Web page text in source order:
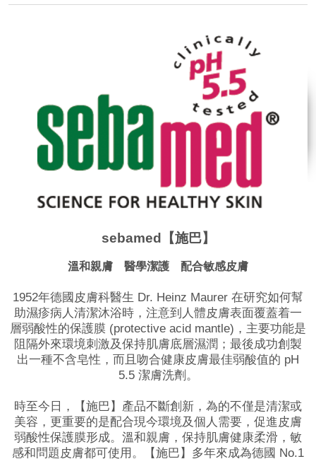
sebamed【施巴】
溫和親膚 醫學潔護 配合敏感皮膚
1952年德國皮膚科醫生 Dr. Heinz Maurer 在研究如何幫
助濕疹病人清潔沐浴時，注意到人體皮膚表面覆蓋着一
層弱酸性的保護膜 (protective acid mantle)，主要功能是
阻隔外來環境刺激及保持肌膚底層濕潤；最後成功創製
出一種不含皂性，而且吻合健康皮膚最佳弱酸值的 pH
5.5 潔膚洗劑。
時至今日，【施巴】產品不斷創新，為的不僅是清潔或
美容，更重要的是配合現今環境及個人需要，促進皮膚
弱酸性保護膜形成。溫和親膚，保持肌膚健康柔滑，敏
感和問題皮膚都可使用。【施巴】多年來成為德國 No.1